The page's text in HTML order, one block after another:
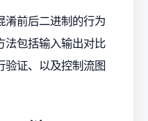
淆前后二进制的行为
法包括输入输出对比
验证、以及控制流图